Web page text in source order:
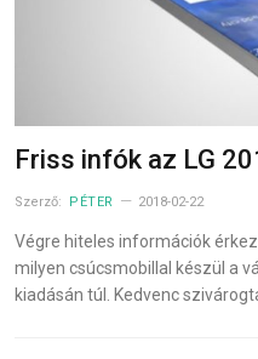
Friss infók az LG
Szerző: PÉTER 2018-02-22
Végre hiteles információk
milyen csúcsmobillal készül a
kiadásán túl. Kedvenc